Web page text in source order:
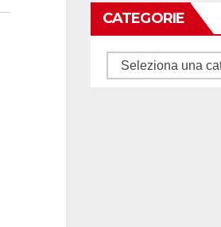
CATEGORIE
Categorie